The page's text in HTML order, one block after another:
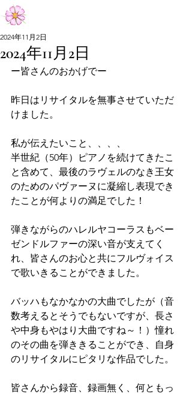
Aiko Matsumoto Official Site
2024年11月2日
2024年11月2日
ー皆さんのおかげでー
昨日はリサイタルを無事させていただ
けました。
私が伝えたいこと、、、、
半世紀（50年）ピアノを続けてきたこ
と含めて、最後のラヴェルのなき王女
のためのパヴァーヌに凝縮し表現でき
たことが何よりの満足でした！
弾きながらのハレルヤコーラスもベー
ゼンドルファーの深い音が支えてく
れ、皆さんのお心と共にフルヴォイス
で歌いきることができました。
バッハもなかなかの大曲でしたが（音
数考えるとそうでもないですが、長さ
や中身もやはり大曲ですね～！）憧れ
のその曲を弾ききることができ、自身
のリサイタルにピタリな作品でした。
皆さんから録音、録画無く、何ともっ